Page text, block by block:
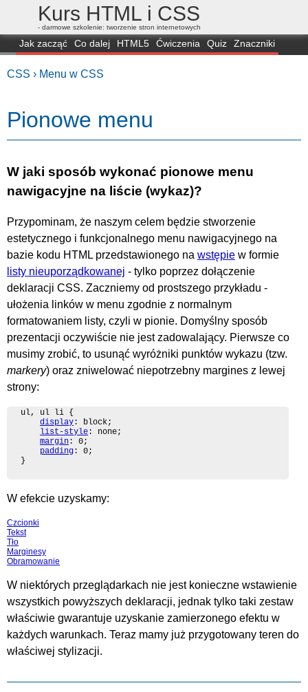
Kurs HTML i CSS
- darmowe szkolenie: tworzenie stron internetowych
Jak zacząć Co dalej HTML5 Ćwiczenia Quiz
Znaczniki
CSS › Menu w CSS
Pionowe menu
W jaki sposób wykonać pionowe menu
nawigacyjne na liście (wykaz)?
Przypominam, że naszym celem będzie stworzenie
estetycznego i funkcjonalnego menu nawigacyjnego na
bazie kodu HTML przedstawionego na wstępie w formie
listy nieuporządkowanej - tylko poprzez dołączenie
deklaracji CSS. Zaczniemy od prostszego przykładu -
ułożenia linków w menu zgodnie z normalnym
formatowaniem listy, czyli w pionie. Domyślny sposób
prezentacji oczywiście nie jest zadowalający. Pierwsze co
musimy zrobić, to usunąć wyróżniki punktów wykazu (tzw.
markery) oraz zniwelować niepotrzebny margines z lewej
strony:
ul, ul li {
display : block;
list-style : none;
margin : 0;
padding : 0;
}
W efekcie uzyskamy:
Czcionki
Tekst
Tło
Marginesy
Obramowanie
W niektórych przeglądarkach nie jest konieczne wstawienie
wszystkich powyższych deklaracji, jednak tylko taki zestaw
właściwie gwarantuje uzyskanie zamierzonego efektu w
każdych warunkach. Teraz mamy już przygotowany teren do
właściwej stylizacji.